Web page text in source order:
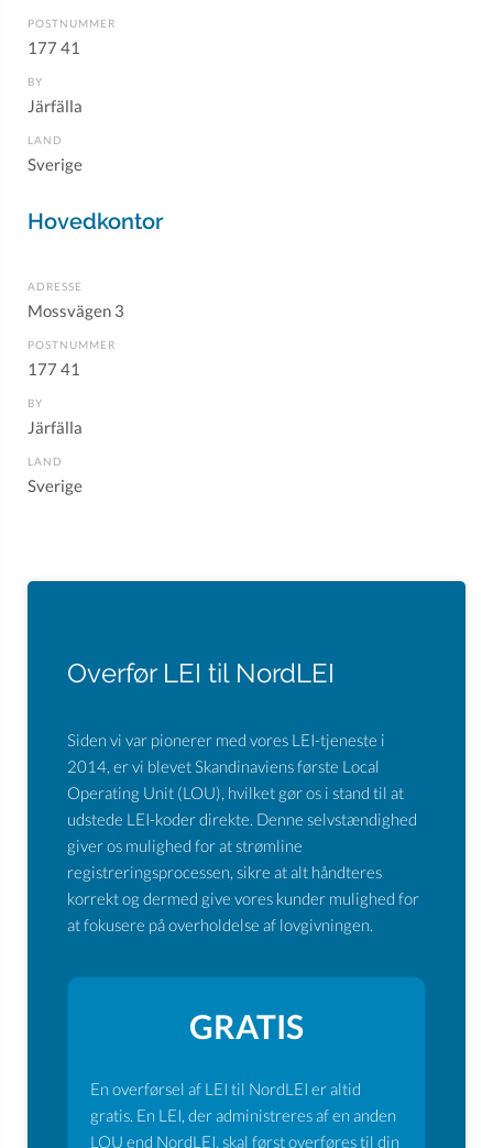
POSTNUMMER
177 41
BY
Järfälla
LAND
Sverige
Hovedkontor
ADRESSE
Mossvägen 3
POSTNUMMER
177 41
BY
Järfälla
LAND
Sverige
Overfør LEI til NordLEI
Siden vi var pionerer med vores LEI-tjeneste i
2014, er vi blevet Skandinaviens første Local
Operating Unit (LOU), hvilket gør os i stand til at
udstede LEI-koder direkte. Denne selvstændighed
giver os mulighed for at strømline
registreringsprocessen, sikre at alt håndteres
korrekt og dermed give vores kunder mulighed for
at fokusere på overholdelse af lovgivningen.
GRATIS
En overførsel af LEI til NordLEI er altid
gratis. En LEI, der administreres af en anden
LOU end NordLEI, skal først overføres til din